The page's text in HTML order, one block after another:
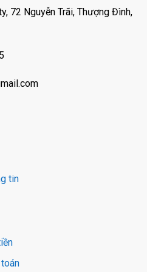
72 Nguyễn Trãi, Thượng Đình,
tin